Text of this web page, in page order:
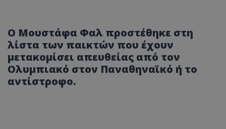
Ο Μουστάφα Φαλ προστέθηκε στη
λίστα των παικτών που έχουν
μετακομίσει απευθείας από τον
Ολυμπιακό στον Παναθηναϊκό ή το
αντίστροφο.